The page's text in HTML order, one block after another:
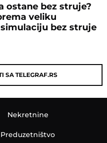
ostane bez struje?
veliku
bez struje
SA TELEGRAF.RS
Nekretnine
Preduzetništvo